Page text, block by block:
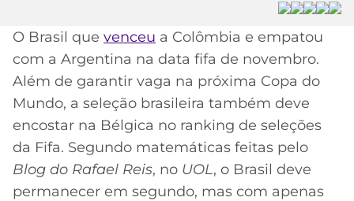
BETBOOM
CÓDIGO
INDICAÇÃO
BET365
CÓDIGO
BETANO
PALMEIRAS
CORINTHIANS
SÃO
PAULO
SÉRIE
A
LIBERTADORES
COPA
DO
BRASIL
ESPORTIVA
MERCADO
DA
BOLA
PALPITES
O Brasil que venceu a Colômbia e empatou
com a Argentina na data fifa de novembro.
Além de garantir vaga na próxima Copa do
Mundo, a seleção brasileira também deve
encostar na Bélgica no ranking de seleções
da Fifa. Segundo matemáticas feitas pelo
Blog do Rafael Reis, no UOL, o Brasil deve
permanecer em segundo, mas com apenas